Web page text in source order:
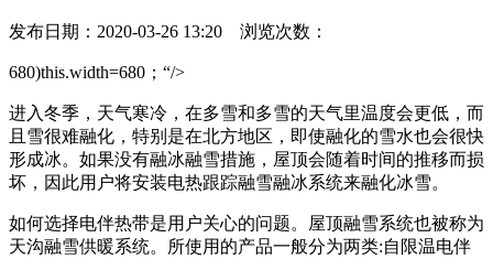
发布日期：2020-03-26 13:20 浏览次数：
680)this.width=680；“/>
进入冬季，天气寒冷，在多雪和多雪的天气里温度会更低，而
且雪很难融化，特别是在北方地区，即使融化的雪水也会很快
形成冰。如果没有融冰融雪措施，屋顶会随着时间的推移而损
坏，因此用户将安装电热跟踪融雪融冰系统来融化冰雪。
如何选择电伴热带是用户关心的问题。屋顶融雪系统也被称为
天沟融雪供暖系统。所使用的产品一般分为两类:自限温电伴